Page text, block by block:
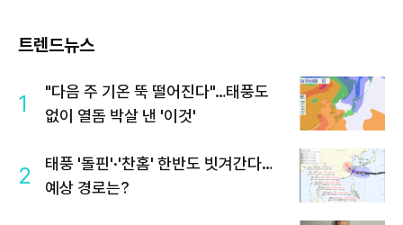
트렌드뉴스
1
"다음 주 기온 뚝 떨어진다"…태풍도
없이 열돔 박살 낸 '이것'
2
태풍 '돌핀'·'찬홈' 한반도 빗겨간다…
예상 경로는?